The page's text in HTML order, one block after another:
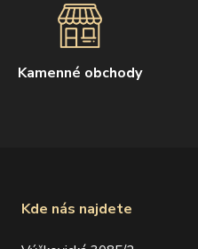
Kamenné obchody
Kde nás najdete